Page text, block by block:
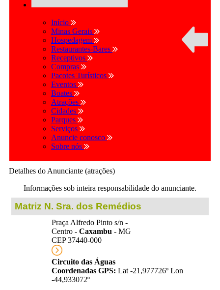
Início
Minas Gerais
Hospedagem
Restaurantes-Bares
Receptivos
Compras
Pacotes Turísticos
Eventos
Boates
Atrações
Cidades
Parques
Serviços
Anuncie conosco
Sobre nós
Detalhes do Anunciante (atrações)
Informações sob inteira responsabilidade do anunciante.
Matriz N. Sra. dos Remédios
Praça Alfredo Pinto s/n -
Centro - Caxambu - MG
CEP 37440-000
Circuito das Águas
Coordenadas GPS: Lat -21,977726º Lon
-44,933072º